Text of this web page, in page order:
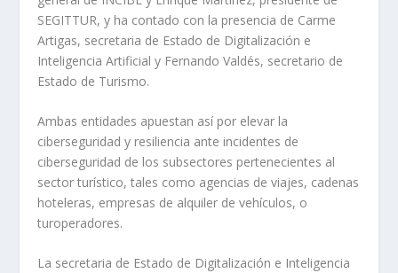
SEGITTUR, y ha contado con la presencia de Carme
Artigas, secretaria de Estado de Digitalización e
Inteligencia Artificial y Fernando Valdés, secretario de
Estado de Turismo.
Ambas entidades apuestan así por elevar la
ciberseguridad y resiliencia ante incidentes de
ciberseguridad de los subsectores pertenecientes al
sector turístico, tales como agencias de viajes, cadenas
hoteleras, empresas de alquiler de vehículos, o
turoperadores.
La secretaria de Estado de Digitalización e Inteligencia